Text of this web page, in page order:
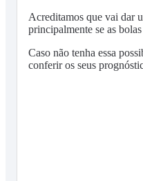
Acreditamos que vai dar
principalmente se as
Caso não tenha essa
conferir os seus